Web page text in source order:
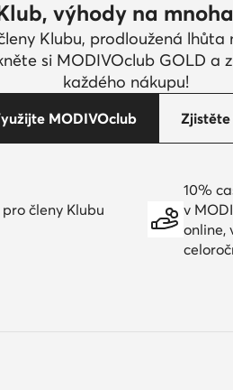
výhody na
Klubu, prodloužená
si MODIVOclub GOLD a
každého nákupu!
MODIVOclub Zjistěte
členy Klubu
10%
v
online,